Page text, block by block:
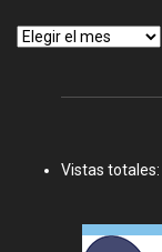
Archivos
Vistas totales: